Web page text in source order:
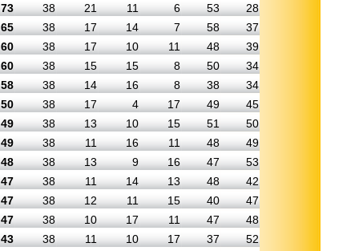
73 38 21 11 6 53
28
65 38 17 14 7 58
37
60 38 17 10 11 48
39
60 38 15 15 8 50
34
58 38 14 16 8 38
34
50 38 17 4 17 49
45
49 38 13 10 15 51
50
49 38 11 16 11 48
49
48 38 13 9 16 47
53
47 38 11 14 13 48
42
47 38 12 11 15 40
47
47 38 10 17 11 47
48
43 38 11 10 17 37
52